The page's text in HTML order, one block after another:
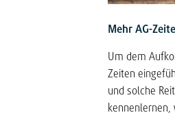
Mehr AG-
Um dem
Zeiten
und solche